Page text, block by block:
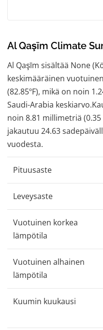
Al Qaşīm Climate
Al Qaşīm sisältää None
keskimääräinen
(82.85ºF), mikä on noin
Saudi-Arabia
noin 8.81 millimetriä
jakautuu 24.63
vuodesta.
Pituusaste
Leveysaste
Vuotuinen korkea
lämpötila
Vuotuinen alhainen
lämpötila
Kuumin kuukausi